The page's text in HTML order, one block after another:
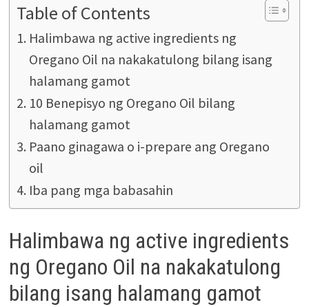
Table of Contents
Halimbawa ng active ingredients ng
Oregano Oil na nakakatulong bilang isang
halamang gamot
10 Benepisyo ng Oregano Oil bilang
halamang gamot
Paano ginagawa o i-prepare ang Oregano
oil
Iba pang mga babasahin
Halimbawa ng active ingredients
ng Oregano Oil na nakakatulong
bilang isang halamang gamot